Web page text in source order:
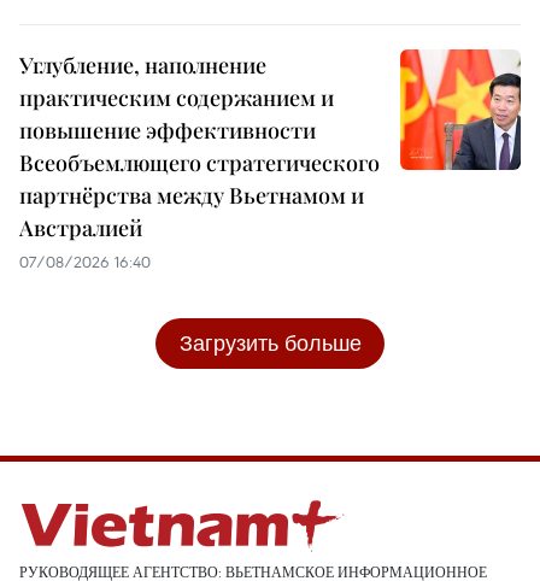
Углубление, наполнение
практическим содержанием и
повышение эффективности
Всеобъемлющего стратегического
партнёрства между Вьетнамом и
Австралией
07/08/2026 16:40
Загрузить больше
РУКОВОДЯЩЕЕ АГЕНТСТВО: ВЬЕТНАМСКОЕ ИНФОРМАЦИОННОЕ